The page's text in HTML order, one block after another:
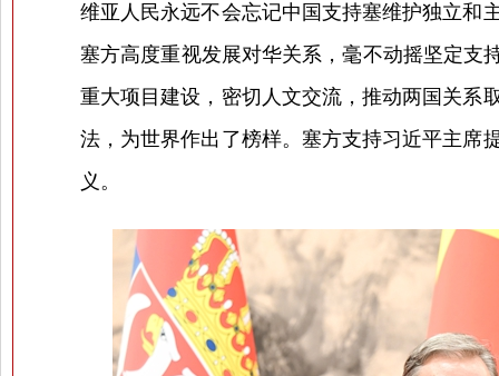
维亚人民永远不会忘记中国支持塞维护独立和
塞方高度重视发展对华关系，毫不动摇坚定支
重大项目建设，密切人文交流，推动两国关系
法，为世界作出了榜样。塞方支持习近平主席
义。